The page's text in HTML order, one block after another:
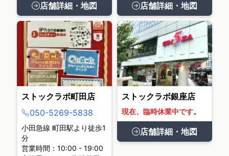
店舗詳細・地図 店舗詳細・地図
ストックラボ町田店
050-5269-5838
小田急線 町田駅より徒歩1
分
営業時間：10:00 - 19:00
ストックラボ銀座店
現在、臨時休業中です。
店舗詳細・地図